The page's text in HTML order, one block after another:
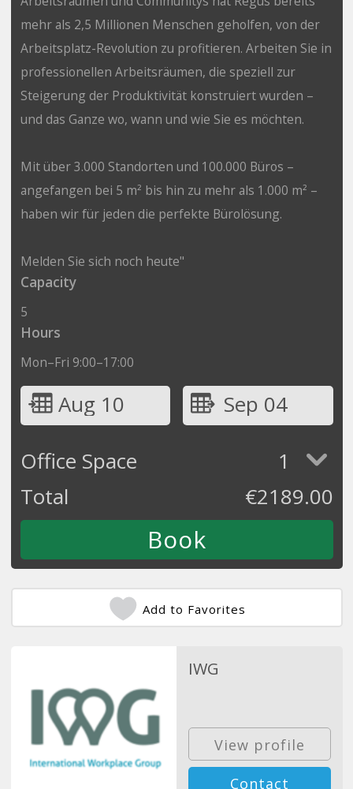
mehr als 2,5 Millionen Menschen geholfen, von der
Arbeitsplatz-Revolution zu profitieren. Arbeiten Sie in
professionellen Arbeitsräumen, die speziell zur
Steigerung der Produktivität konstruiert wurden –
und das Ganze wo, wann und wie Sie es möchten.
Mit über 3.000 Standorten und 100.000 Büros –
angefangen bei 5 m² bis hin zu mehr als 1.000 m² –
haben wir für jeden die perfekte Bürolösung.
Melden Sie sich noch heute"
Capacity
5
Hours
Mon–Fri 9:00–17:00
Aug 10
Sep 04
Office Space
1
Total
€2189.00
Add to Favorites
IWG
View profile
Contact